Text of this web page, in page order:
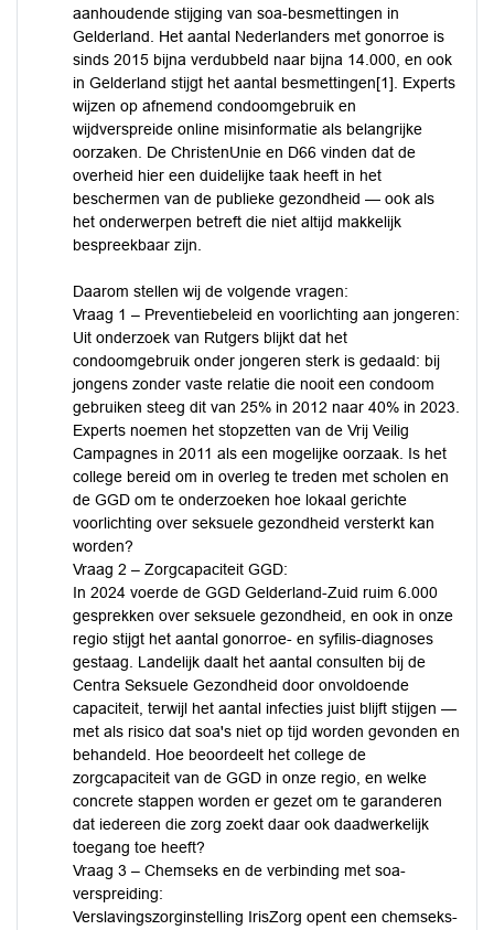
aanhoudende stijging van soa-besmettingen in
Gelderland. Het aantal Nederlanders met gonorroe is
sinds 2015 bijna verdubbeld naar bijna 14.000, en ook
in Gelderland stijgt het aantal besmettingen[1]. Experts
wijzen op afnemend condoomgebruik en
wijdverspreide online misinformatie als belangrijke
oorzaken. De ChristenUnie en D66 vinden dat de
overheid hier een duidelijke taak heeft in het
beschermen van de publieke gezondheid — ook als
het onderwerpen betreft die niet altijd makkelijk
bespreekbaar zijn.
Daarom stellen wij de volgende vragen:
Vraag 1 – Preventiebeleid en voorlichting aan jongeren:
Uit onderzoek van Rutgers blijkt dat het
condoomgebruik onder jongeren sterk is gedaald: bij
jongens zonder vaste relatie die nooit een condoom
gebruiken steeg dit van 25% in 2012 naar 40% in 2023.
Experts noemen het stopzetten van de Vrij Veilig
Campagnes in 2011 als een mogelijke oorzaak. Is het
college bereid om in overleg te treden met scholen en
de GGD om te onderzoeken hoe lokaal gerichte
voorlichting over seksuele gezondheid versterkt kan
worden?
Vraag 2 – Zorgcapaciteit GGD:
In 2024 voerde de GGD Gelderland-Zuid ruim 6.000
gesprekken over seksuele gezondheid, en ook in onze
regio stijgt het aantal gonorroe- en syfilis-diagnoses
gestaag. Landelijk daalt het aantal consulten bij de
Centra Seksuele Gezondheid door onvoldoende
capaciteit, terwijl het aantal infecties juist blijft stijgen —
met als risico dat soa's niet op tijd worden gevonden en
behandeld. Hoe beoordeelt het college de
zorgcapaciteit van de GGD in onze regio, en welke
concrete stappen worden er gezet om te garanderen
dat iedereen die zorg zoekt daar ook daadwerkelijk
toegang toe heeft?
Vraag 3 – Chemseks en de verbinding met soa-
verspreiding:
Verslavingszorginstelling IrisZorg opent een chemseks-